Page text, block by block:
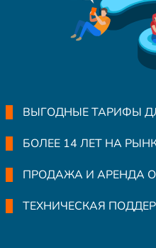
ВЫГОДНЫЕ ТАРИФЫ
БОЛЕЕ 14 ЛЕТ НА
ПРОДАЖА И АРЕНДА
ТЕХНИЧЕСКАЯ